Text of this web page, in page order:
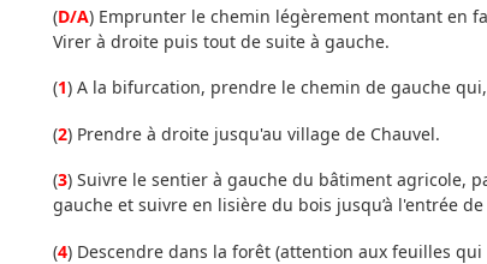
(D/A) Emprunter le chemin légèrement montant en
Virer à droite puis tout de suite à gauche.
(1) A la bifurcation, prendre le chemin de gauche
(2) Prendre à droite jusqu'au village de Chauvel.
(3) Suivre le sentier à gauche du bâtiment agricole,
gauche et suivre en lisière du bois jusqu’à l'entrée
(4) Descendre dans la forêt (attention aux feuilles